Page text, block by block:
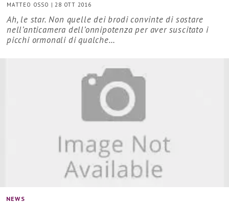
MATTEO OSSO | 28 OTT 2016
Ah, le star. Non quelle dei brodi convinte di sostare
nell’anticamera dell’onnipotenza per aver suscitato i
picchi ormonali di qualche…
NEWS